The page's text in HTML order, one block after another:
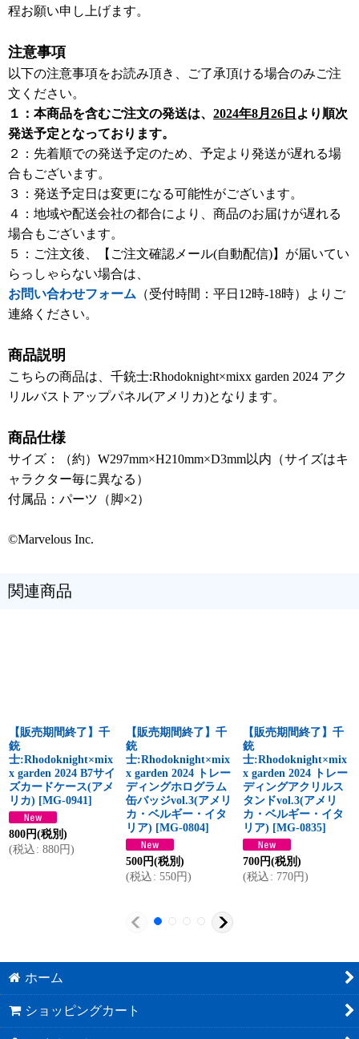
程お願い申し上げます。
注意事項
以下の注意事項をお読み頂き、ご了承頂ける場合のみご注
文ください。
１：本商品を含むご注文の発送は、 2024年8月26日 より順次
発送予定となっております。
２：先着順での発送予定のため、予定より発送が遅れる場
合もございます。
３：発送予定日は変更になる可能性がございます。
４：地域や配送会社の都合により、商品のお届けが遅れる
場合もございます。
５：ご注文後、【ご注文確認メール(自動配信)】が届いてい
らっしゃらない場合は、
お問い合わせフォーム （受付時間：平日12時-18時）よりご
連絡ください。
商品説明
こちらの商品は、千銃士:Rhodoknight×mixx garden 2024 アク
リルバストアップパネル(アメリカ)となります。
商品仕様
サイズ：（約）W297mm×H210mm×D3mm以内（サイズはキ
ャラクター毎に異なる）
付属品：パーツ（脚×2）
©Marvelous Inc.
関連商品
【販売期間終了】千
銃
士:Rhodoknight×mix
x garden 2024 B7サイ
ズカードケース(アメ
リカ) [MG-0941]
800 円(税別)
(税込 : 880円)
【販売期間終了】千
銃
士:Rhodoknight×mix
x garden 2024 トレー
ディングホログラム
缶バッジvol.3(アメリ
カ・ベルギー・イタ
リア) [MG-0804]
500 円(税別)
(税込 : 550円)
【販売期間終了】千
銃
士:Rhodoknight×mix
x garden 2024 トレー
ディングアクリルス
タンドvol.3(アメリ
カ・ベルギー・イタ
リア) [MG-0835]
700 円(税別)
(税込 : 770円)
ホーム
ショッピングカート